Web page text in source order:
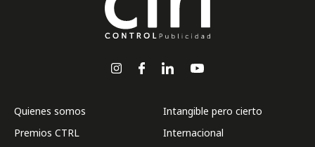
Quienes somos
Premios CTRL
Intangible pero cierto
Internacional